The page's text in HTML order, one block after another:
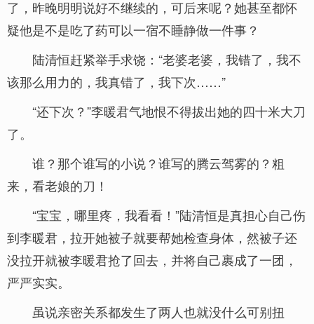
了，昨晚明明说好不继续的，可后来呢？她甚至都怀
疑他是不是吃了药可以一宿不睡静做一件事？
陆清恒赶紧举手求饶：“老婆老婆，我错了，我不
该那么用力的，我真错了，我下次……”
“还下次？”李暖君气地恨不得拔出她的四十米大刀
了。
谁？那个谁写的小说？谁写的腾云驾雾的？粗
来，看老娘的刀！
“宝宝，哪里疼，我看看！”陆清恒是真担心自己伤
到李暖君，拉开她被子就要帮她检查身体，然被子还
没拉开就被李暖君抢了回去，并将自己裹成了一团，
严严实实。
虽说亲密关系都发生了两人也就没什么可别扭